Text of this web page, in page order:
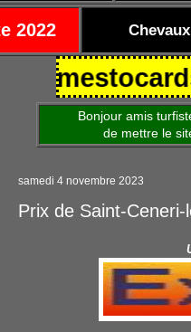
2022
Bonjour amis turfiste
de mettre le site à
samedi 4 novembre 2023
Prix de Saint-